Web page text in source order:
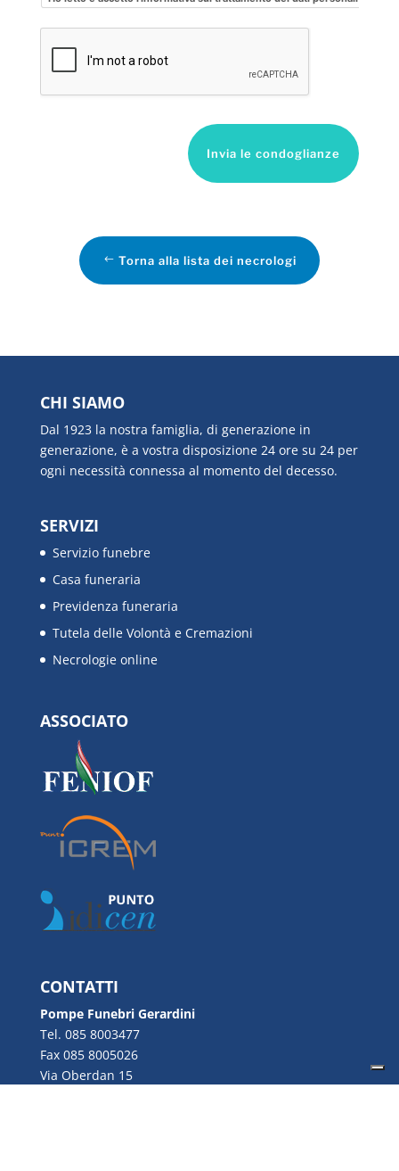
Invia le condoglianze
Torna alla lista dei necrologi
CHI SIAMO
Dal 1923 la nostra famiglia, di generazione in
generazione, è a vostra disposizione 24 ore su 24 per
ogni necessità connessa al momento del decesso.
SERVIZI
Servizio funebre
Casa funeraria
Previdenza funeraria
Tutela delle Volontà e Cremazioni
Necrologie online
ASSOCIATO
CONTATTI
Pompe Funebri Gerardini
Tel. 085 8003477
Fax 085 8005026
Via Oberdan 15